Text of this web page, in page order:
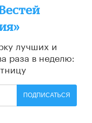
лучших и
раза в неделю:
ПОДПИСАТЬСЯ